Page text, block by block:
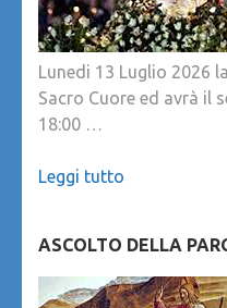
Lunedi 13 Luglio 2026
Sacro Cuore ed avrà il
18:00 …
Leggi tutto
ASCOLTO DELLA